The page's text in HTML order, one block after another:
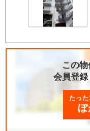
この物
会員登録
たっ
ぼ